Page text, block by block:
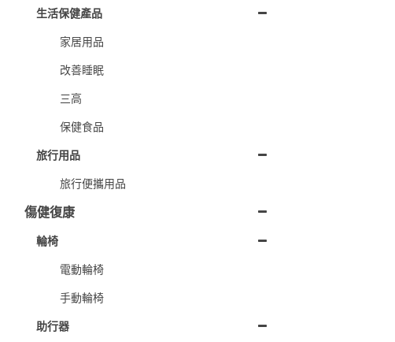
生活保健產品
家居用品
改善睡眠
三高
保健食品
旅行用品
旅行便攜用品
傷健復康
輪椅
電動輪椅
手動輪椅
助行器